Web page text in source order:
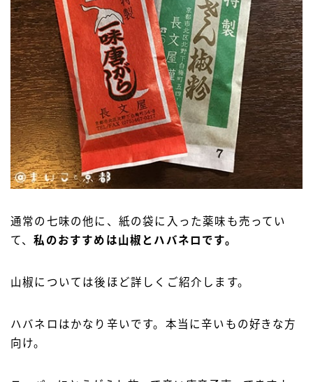
通常の七味の他に、紙の袋に入った薬味も売ってい
て、私のおすすめは山椒とハバネロです。
山椒については後ほど詳しくご紹介します。
ハバネロはかなり辛いです。本当に辛いも の好きな方
向け。